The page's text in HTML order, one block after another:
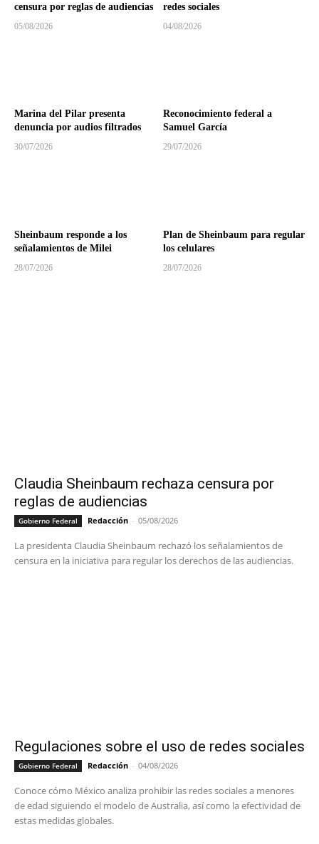
censura por reglas de audiencias
05/08/2026
redes sociales
04/08/2026
Marina del Pilar presenta
denuncia por audios filtrados
30/07/2026
Reconocimiento federal a
Samuel García
29/07/2026
Sheinbaum responde a los
señalamientos de Milei
28/07/2026
Plan de Sheinbaum para regular
los celulares
28/07/2026
Claudia Sheinbaum rechaza censura por
reglas de audiencias
Gobierno Federal Redacción - 05/08/2026
La presidenta Claudia Sheinbaum rechazó los señalamientos de
censura en la iniciativa para regular los derechos de las audiencias.
Regulaciones sobre el uso de redes sociales
Gobierno Federal Redacción - 04/08/2026
Conoce cómo México analiza prohibir las redes sociales a menores
de edad siguiendo el modelo de Australia, así como la efectividad de
estas medidas globales.